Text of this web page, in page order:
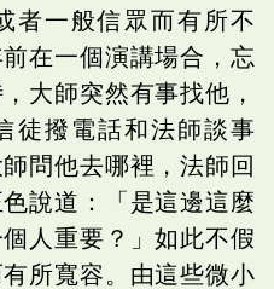
者一般信眾而有所不
在一個演講場合，忘
大師突然有事找他，
徒撥電話和法師談事
問他去哪裡，法師回
說道：「是這邊這麼
人重要？」如此不假
所寬容。由這些微小